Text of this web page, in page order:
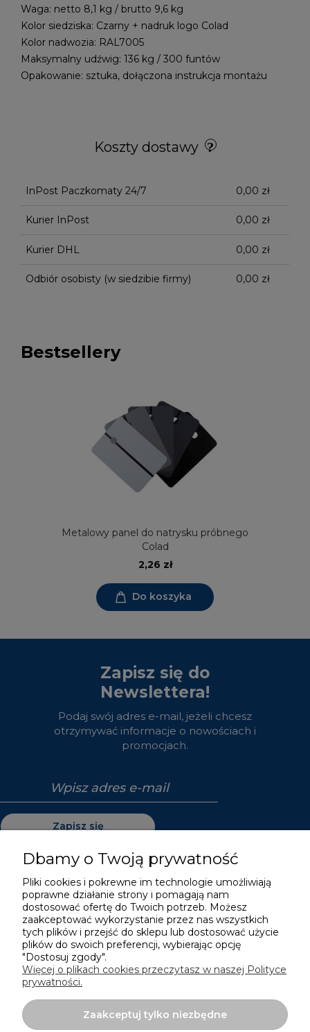
Waga: netto 8,1 kg / brutto 9,6 kg
Kolor siedziska: Czarny + nadruk logo Colad
Kolor nadwozia: RAL7005
Maksymalny udźwig: 136 kg / 300 funtów
Opakowanie: sztuka, dołączona instrukcja montażu
Koszty dostawy
InPost Paczkomaty 24/7 0,00 zł
Kurier InPost 0,00 zł
Kurier DHL 0,00 zł
Odbiór osobisty (w siedzibie firmy) 0,00 zł
Bestsellery
Metalowy panel do natrysku próbnego
Colad
2,26 zł
Do koszyka
Zapisz się do
Newslettera!
Podaj swój adres e-mail, jeżeli chcesz
otrzymywać informacje o nowościach i
promocjach.
Zapisz się
Pomoc
Moje konto
Płatności i dostawa
Informacje
O nas
Dbamy o Twoją prywatność
Pliki cookies i pokrewne im technologie umożliwiają
poprawne działanie strony i pomagają nam
dostosować ofertę do Twoich potrzeb. Możesz
zaakceptować wykorzystanie przez nas wszystkich
tych plików i przejść do sklepu lub dostosować użycie
plików do swoich preferencji, wybierając opcję
"Dostosuj zgody".
Więcej o plikach cookies przeczytasz w naszej Polityce
prywatności.
Zaakceptuj tylko niezbędne